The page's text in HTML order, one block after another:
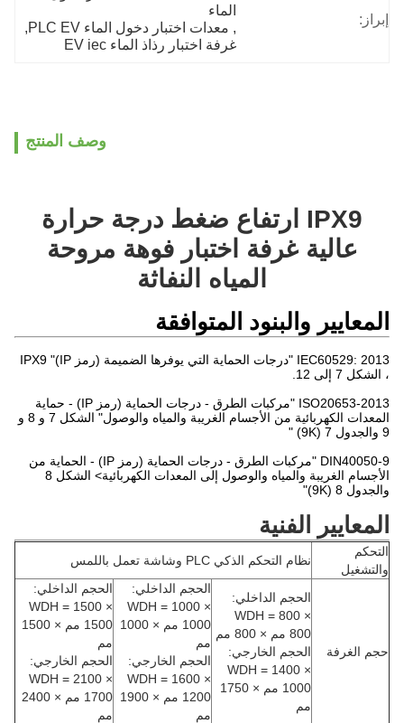
إبراز:
الماء
, معدات اختبار دخول الماء PLC EV
,
غرفة اختبار رذاذ الماء EV iec
وصف المنتج
IPX9 ارتفاع ضغط درجة حرارة
عالية غرفة اختبار فوهة مروحة
المياه النفاثة
المعايير والبنود المتوافقة
IEC60529: 2013 "درجات الحماية التي يوفرها الضميمة (رمز IP)" IPX9
، الشكل 7 إلى 12.
ISO20653-2013 "مركبات الطرق - درجات الحماية (رمز IP) - حماية
المعدات الكهربائية من الأجسام الغريبة والمياه والوصول" الشكل 7 و 8 و
9 والجدول 7 (9K) "
DIN40050-9 "مركبات الطرق - درجات الحماية (رمز IP) - الحماية من
الأجسام الغريبة والمياه والوصول إلى المعدات الكهربائية> الشكل 8
والجدول 8 (9K)"
المعايير الفنية
التحكم
والتشغيل
نظام التحكم الذكي PLC وشاشة تعمل باللمس
حجم الغرفة
الحجم الداخلي:
WDH = 800 ×
800 مم × 800 مم
الحجم الخارجي:
WDH = 1400 ×
1000 مم × 1750
مم
الحجم الداخلي:
WDH = 1000 ×
1000 مم × 1000
مم
الحجم الخارجي:
WDH = 1600 ×
1200 مم × 1900
مم
الحجم الداخلي:
WDH = 1500 ×
1500 مم × 1500
مم
الحجم الخارجي:
WDH = 2100 ×
1700 مم × 2400
مم